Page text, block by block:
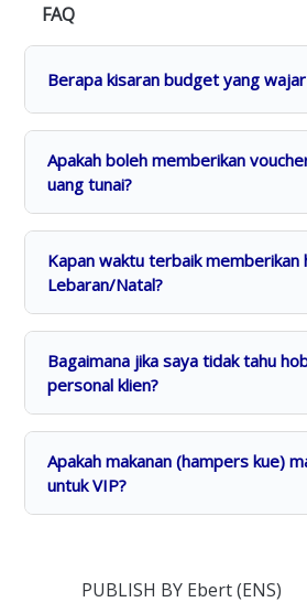
FAQ
Berapa kisaran budget yang
Apakah boleh memberikan
uang tunai?
Kapan waktu terbaik memberikan
Lebaran/Natal?
Bagaimana jika saya tidak tahu
personal klien?
Apakah makanan (hampers kue)
untuk VIP?
PUBLISH BY Ebert (ENS)